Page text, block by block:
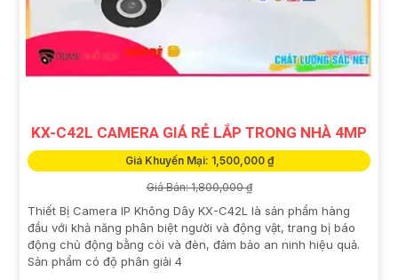
KX-C42L CAMERA GIÁ RẺ LẮP TRONG NHÀ 4MP
Giá Khuyến Mại: 1,500,000 ₫
Giá Bán: 1,800,000 ₫
Thiết Bị Camera IP Không Dây KX-C42L là sản phẩm hàng
đầu với khả năng phân biệt người và động vật, trang bị báo
động chủ động bằng còi và đèn, đảm bảo an ninh hiệu quả.
Sản phẩm có độ phân giải 4